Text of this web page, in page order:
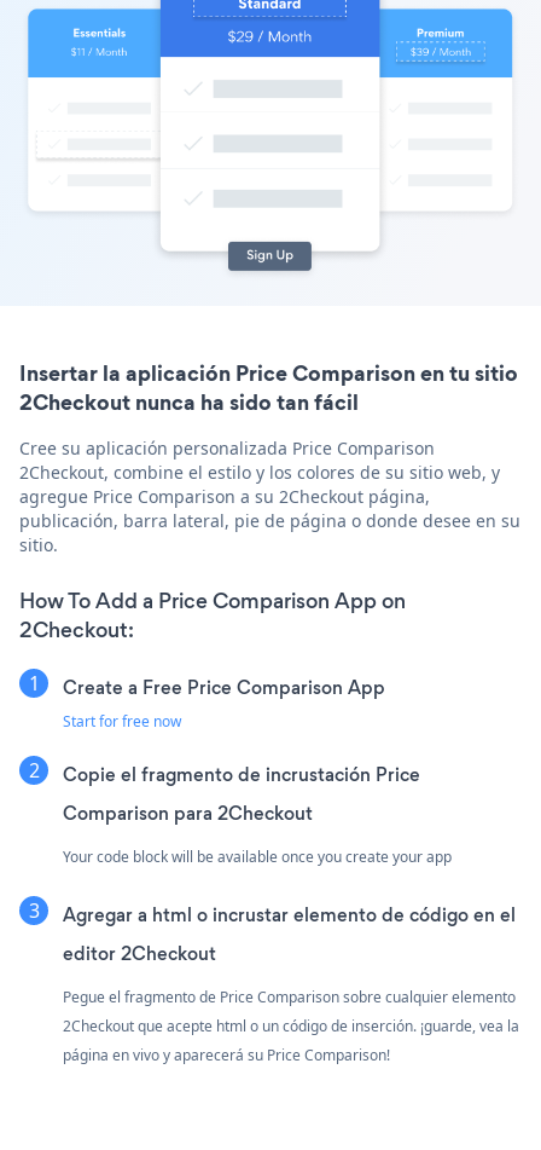
Insertar la aplicación Price Comparison en tu sitio
2Checkout nunca ha sido tan fácil
Cree su aplicación personalizada Price Comparison
2Checkout, combine el estilo y los colores de su sitio web, y
agregue Price Comparison a su 2Checkout página,
publicación, barra lateral, pie de página o donde desee en su
sitio.
How To Add a Price Comparison App on
2Checkout:
Create a Free Price Comparison App
Start for free now
Copie el fragmento de incrustación Price
Comparison para 2Checkout
Your code block will be available once you create your app
Agregar a html o incrustar elemento de código en el
editor 2Checkout
Pegue el fragmento de Price Comparison sobre cualquier elemento
2Checkout que acepte html o un código de inserción. ¡guarde, vea la
página en vivo y aparecerá su Price Comparison!